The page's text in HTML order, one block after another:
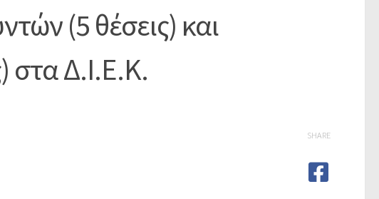
(5 θέσεις) και
στα Δ.Ι.Ε.Κ.
SHARE